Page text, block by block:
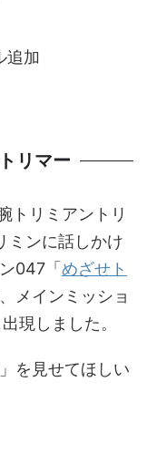
追加
リマー
トリミアントリ
ミンに話しかけ
047「 めざせト
メインミッショ
現しました。
を見せてほしい